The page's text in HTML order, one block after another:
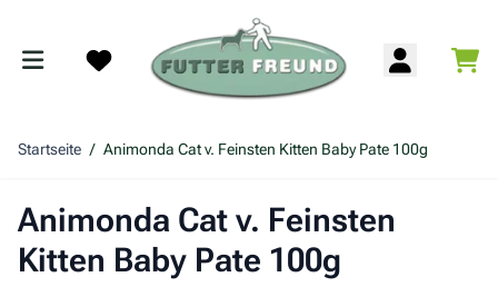
Startseite / Animonda Cat v. Feinsten Kitten Baby Pate 100g
Animonda Cat v. Feinsten
Kitten Baby Pate 100g